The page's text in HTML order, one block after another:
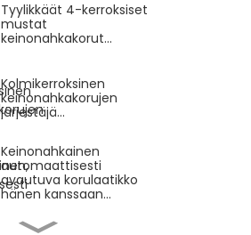
Tyylikkäät 4-kerroksiset
mustat
keinonahkakorut...
Kolmikerroksinen
keinonahkakorujen
järjestäjä...
Keinonahkainen
automaattisesti
avautuva korulaatikko
hänen kanssaan...